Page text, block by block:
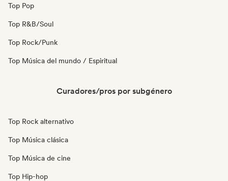
Top Pop
Top R&B/Soul
Top Rock/Punk
Top Música del mundo / Espiritual
Curadores/pros por subgénero
Top Rock alternativo
Top Música clásica
Top Música de cine
Top Hip-hop